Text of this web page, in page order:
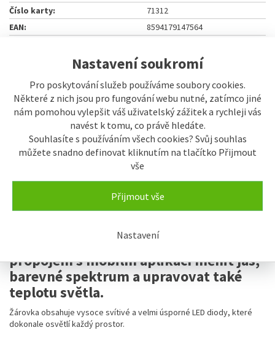
Nastavení soukromí
Pro poskytování služeb používáme soubory cookies.
Některé z nich jsou pro fungování webu nutné, zatímco jiné
nám pomohou vylepšit váš uživatelský zážitek a rychleji vás
navést k tomu, co právě hledáte.
Souhlasíte s používáním všech cookies? Svůj souhlas
můžete snadno definovat kliknutím na tlačítko Přijmout
vše
Přijmout vše
Nastavení
Číslo karty:
71312
EAN:
8594179147564
Naše cena s DPH:
345 Kč
Termín dodání:
skladem
Sdílet
Popis výrobku
Wi-Fi LED žárovka iQtech® SmartLife
E14WB5W-RGBC umožňuje po
propojení s mobilní aplikací měnit jas,
barevné spektrum a upravovat také
teplotu světla.
Žárovka obsahuje vysoce svítivé a velmi úsporné LED diody, které
dokonale osvětlí každý prostor.